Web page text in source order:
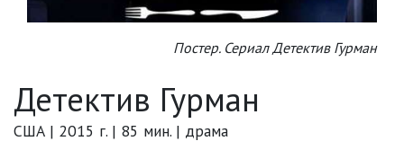
Постер. Сериал Детектив Гурман
Детектив Гурман
США | 2015 г. | 85 мин. | драма